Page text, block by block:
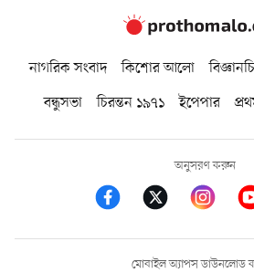
নাগরিক সংবাদ কিশোর আলো
বন্ধুসভা
চিরন্তন ১৯৭১ ইপেপার
অনুসরণ করুন
মোবাইল অ্যাপস ডাউনলোড